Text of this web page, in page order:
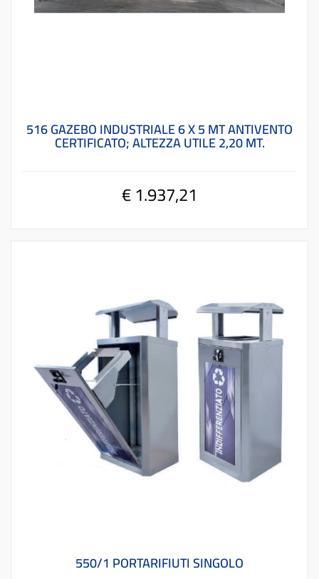
516 GAZEBO INDUSTRIALE 6 X 5 MT ANTIVENTO
CERTIFICATO; ALTEZZA UTILE 2,20 MT.
€ 1.937,21
550/1 PORTARIFIUTI SINGOLO